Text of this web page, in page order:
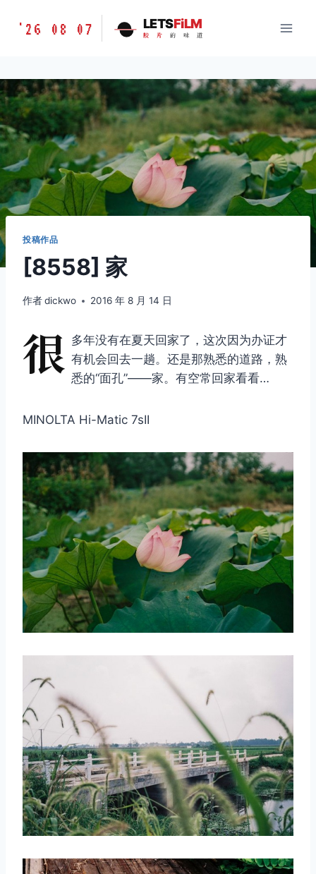
胶
味
道
LETSFILM
'26 08 07 LETSFiLM
胶 片 的 味 道
投稿作品
[8558] 家
作者dickwo 2016 年 8 月 14 日
很 多年没有在夏天回家了，这次因为办证才
有机会回去一趟。还是那熟悉的道路，熟
悉的“面孔”——家。有空常回家看看…
MINOLTA Hi-Matic 7sII